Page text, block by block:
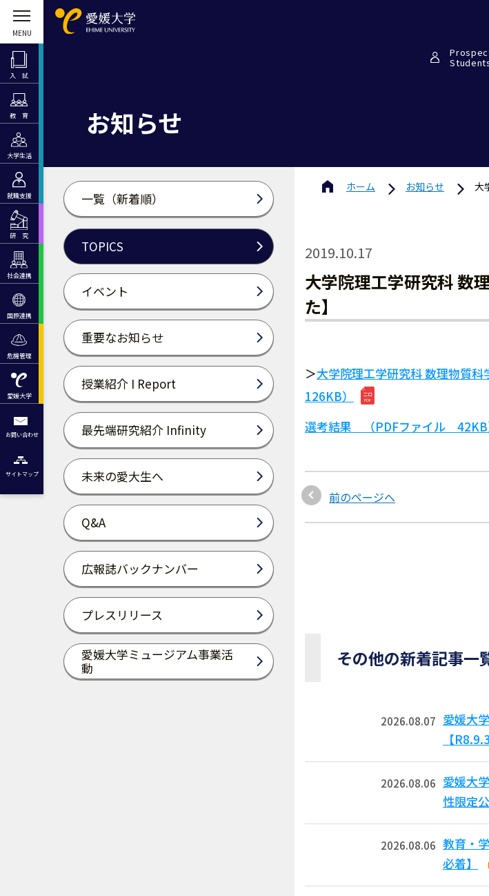
入 試
教 育
大学生活
就職支援
研 究
社会連携
国際連携
危機管理
愛媛大学
お問い合わせ
サイトマップ
お知らせ
一覧（新着順）
TOPICS
イベント
重要なお知らせ
授業紹介 I Report
最先端研究紹介 Infinity
未来の愛大生へ
Q&A
広報誌バックナンバー
プレスリリース
愛媛大学ミュージアム事業活
動
ホーム お知らせ 大
2019.10.17
大学院理工学研究科 数
た】
＞大学院理工学研究科 数理物質
126KB）
選考結果 （PDFファイル 42KB
前のページへ
その他の新着記事一
2026.08.07 愛媛大
【
2026.08.06 愛媛大
性限定
2026.08.06 教育・
必着】